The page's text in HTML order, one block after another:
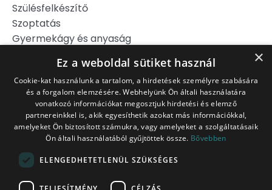
Szülésfelkészítő
Szoptatás
Gyermekágy és anyaság
Szülj könnyebben!
Jogi Nyilatkozat
Adatkezelési Tájékoztató
Általános Szerződési Feltételek
Belépés tagoknak
ITT!
×
Ez a weboldal sütiket használ
Cookie-kat használunk a tartalom, a hirdetések személyre szabására
és a forgalom elemzésére. Webhelyünk Ön általi használatára
vonatkozó információkat megosztjuk hirdetési és elemző
partnereinkkel is, akik egyesíthetik azokat más információkkal,
amelyeket Ön biztosított számukra, vagy amelyeket a szolgáltatásaik
Ön általi használatából gyűjtöttek össze. Bővebben
ELENGEDHETETLENÜL SZÜKSÉGES